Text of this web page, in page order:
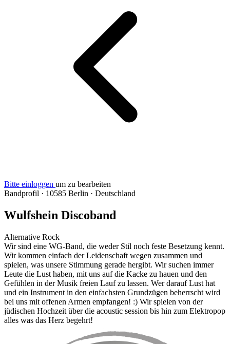
Bitte einloggen um zu bearbeiten
Bandprofil · 10585 Berlin · Deutschland
Wulfshein Discoband
Alternative Rock
Wir sind eine WG-Band, die weder Stil noch feste Besetzung kennt.
Wir kommen einfach der Leidenschaft wegen zusammen und
spielen, was unsere Stimmung gerade hergibt. Wir suchen immer
Leute die Lust haben, mit uns auf die Kacke zu hauen und den
Gefühlen in der Musik freien Lauf zu lassen. Wer darauf Lust hat
und ein Instrument in den einfachsten Grundzügen beherrscht wird
bei uns mit offenen Armen empfangen! :) Wir spielen von der
jüdischen Hochzeit über die acoustic session bis hin zum Elektropop
alles was das Herz begehrt!